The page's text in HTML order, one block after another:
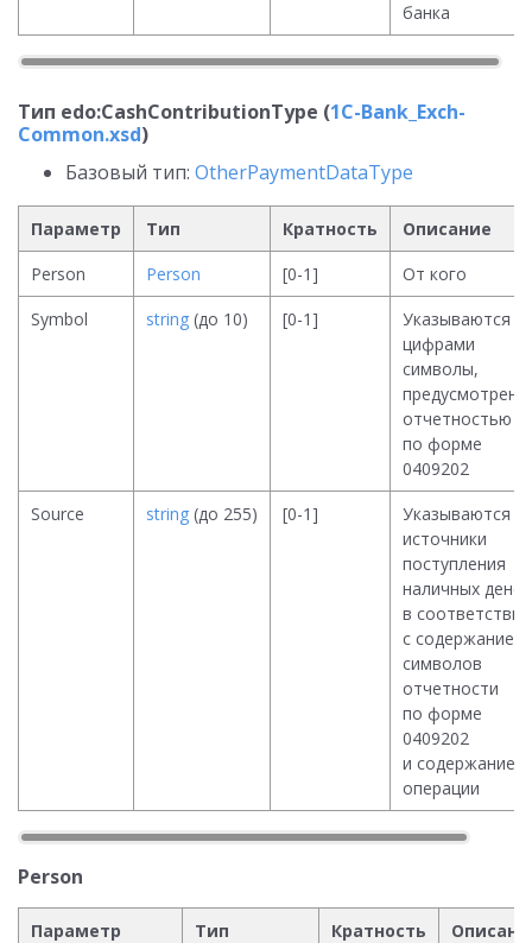
банка
Тип edo:CashContributionType (1C-Bank_Exch-
Common.xsd)
Базовый тип: OtherPaymentDataType
Параметр Тип Кратность
Описание
Person
Person [0-1]
От кого
Symbol
string (до 10) [0-1]
Указываются
цифрами
символы,
отчетностью
по форме
0409202
Source
string (до 255) [0-1]
Указываются
источники
поступления
наличных денег
в соответствии
с содержанием
символов
отчетности
по форме
0409202
и содержанием
операции
Person
Параметр Тип Кратность